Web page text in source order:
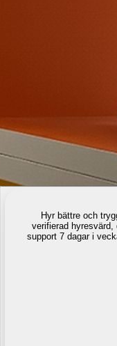
Hyr bättre och
verifierad
support 7 dagar i